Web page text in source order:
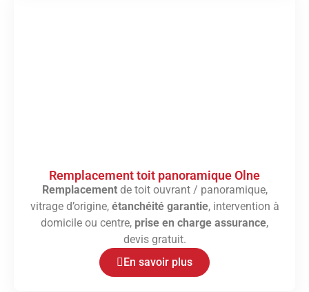
Remplacement toit panoramique Olne
Remplacementde toit ouvrant / panoramique,
vitrage d’origine, étanchéité garantie, intervention à
domicile ou centre, prise en charge assurance,
devis gratuit.
En savoir plus